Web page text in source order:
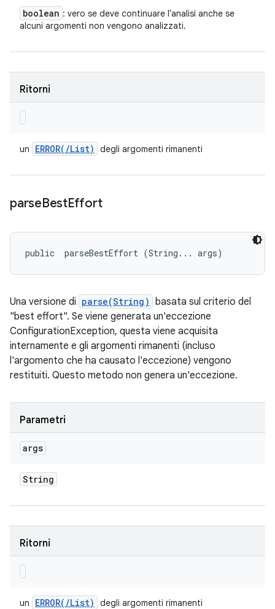
boolean : vero se deve continuare l'analisi anche se
alcuni argomenti non vengono analizzati.
Ritorni
un ERROR( /List) degli argomenti rimanenti
parseBestEffort
public parseBestEffort (String... args)
Una versione di parse(String) basata sul criterio del
"best effort". Se viene generata un'eccezione
ConfigurationException, questa viene acquisita
internamente e gli argomenti rimanenti (incluso
l'argomento che ha causato l'eccezione) vengono
restituiti. Questo metodo non genera un'eccezione.
Parametri
args
String
Ritorni
un ERROR( /List) degli argomenti rimanenti